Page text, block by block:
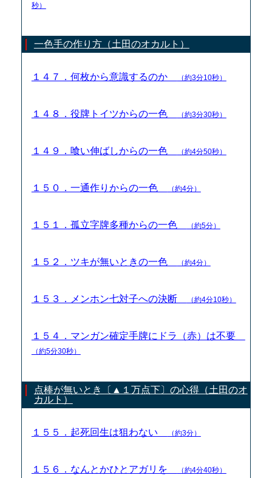
秒）
一色手の作り方（土田のオカルト）
１４７．何枚から意識するのか （約3分10秒）
１４８．役牌トイツからの一色 （約3分30秒）
１４９．喰い伸ばしからの一色 （約4分50秒）
１５０．一通作りからの一色 （約4分）
１５１．孤立字牌多種からの一色 （約5分）
１５２．ツキが無いときの一色 （約4分）
１５３．メンホン七対子への決断 （約4分10秒）
１５４．マンガン確定手牌にドラ（赤）は不要
（約5分30秒）
点棒が無いとき〔▲１万点下〕の心得（土田のオ
カルト）
１５５．起死回生は狙わない （約3分）
１５６．なんとかひとアガリを （約4分40秒）